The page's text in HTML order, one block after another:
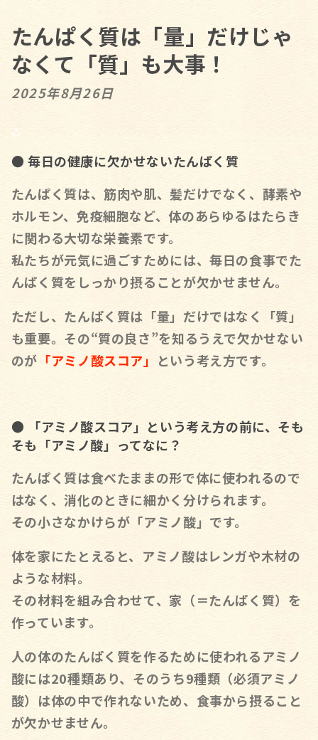
たんぱく質は「量」だけじゃ
なくて「質」も大事！
2025年8月26日
● 毎日の健康に欠かせないたんぱく質
たんぱく質は、筋肉や肌、髪だけでなく、酵素や
ホルモン、免疫細胞など、体のあらゆるはたらき
に関わる大切な栄養素です。
私たちが元気に過ごすためには、毎日の食事でた
んぱく質をしっかり摂ることが欠かせません。
ただし、たんぱく質は「量」だけではなく「質」
も重要。その“質の良さ”を知るうえで欠かせない
のが 「アミノ酸スコア」 という考え方です。
● 「アミノ酸スコア」という考え方の前に、 そも
そも「アミノ酸」ってなに？
たんぱく質は食べたままの形で体に使われるので
はなく、消化のときに細かく分けられます。
その小さなかけらが「アミノ酸」です。
体を家にたとえると、アミノ酸はレンガや木材の
ような材料。
その材料を組み合わせて、家（＝たんぱく質）を
作っています。
人の体のたんぱく質を作るために使われるアミノ
酸には20種類あり、そのうち9種類（必須アミノ
酸）は体の中で作れないため、食事から摂ること
が欠かせません。